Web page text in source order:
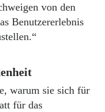
von den
Benutzererlebnis
warum sie sich für
für das